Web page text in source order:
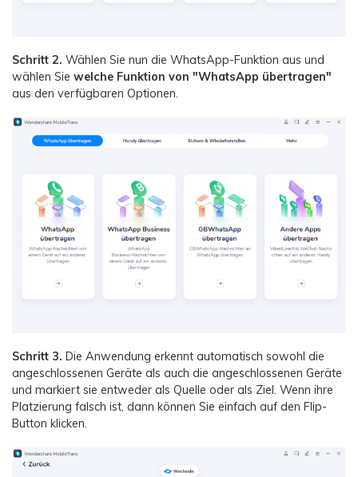
Schritt 2. Wählen Sie nun die WhatsApp-Funktion aus und
wählen Sie welche Funktion von "WhatsApp übertragen"
aus den verfügbaren Optionen.
Schritt 3. Die Anwendung erkennt automatisch sowohl die
angeschlossenen Geräte als auch die angeschlossenen Geräte
und markiert sie entweder als Quelle oder als Ziel. Wenn ihre
Platzierung falsch ist, dann können Sie einfach auf den Flip-
Button klicken.